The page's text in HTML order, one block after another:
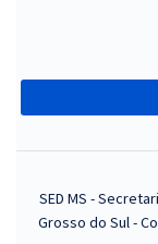
SED MS -
Grosso do Sul -